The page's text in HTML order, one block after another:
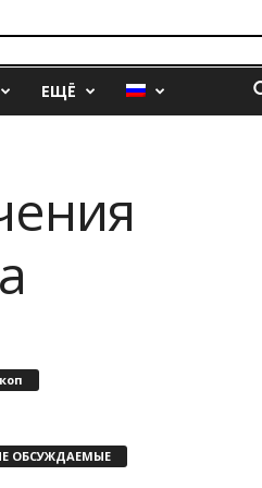
ЕЩЁ
ОБСУЖДАЕМЫЕ